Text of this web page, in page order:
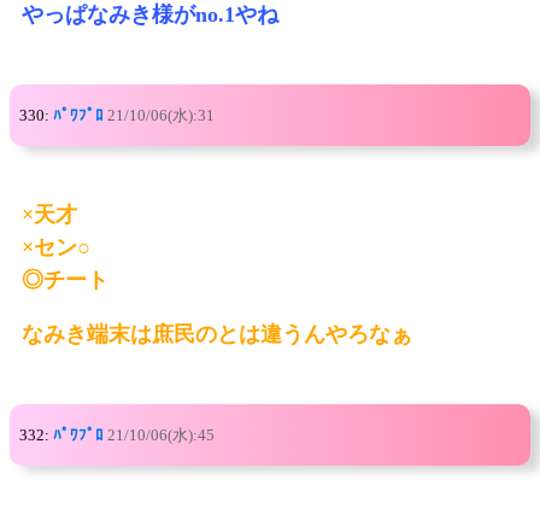
やっぱなみき様がno.1やね
330: ﾊﾟﾜﾌﾟﾛ 21/10/06(水):31
×天才
×セン○
◎チート
なみき端末は庶民のとは違うんやろなぁ
332: ﾊﾟﾜﾌﾟﾛ 21/10/06(水):45